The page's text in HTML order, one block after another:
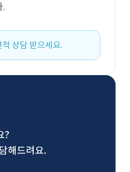
.
상담 받으세요.
?
해드려요.